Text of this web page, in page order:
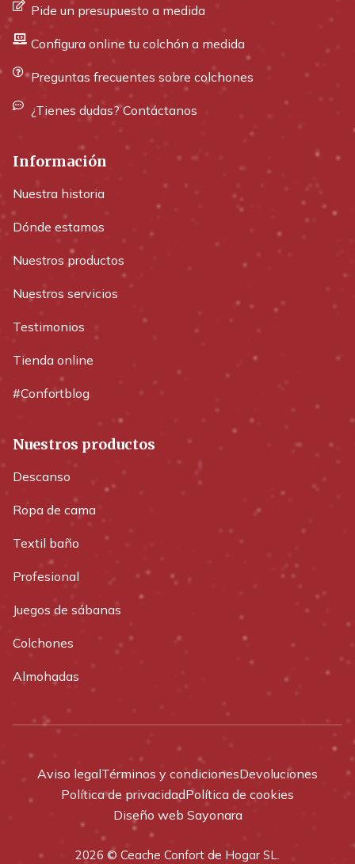
Pide un presupuesto a medida
Configura online tu colchón a medida
Preguntas frecuentes sobre colchones
¿Tienes dudas? Contáctanos
Información
Nuestra historia
Dónde estamos
Nuestros productos
Nuestros servicios
Testimonios
Tienda online
#Confortblog
Nuestros productos
Descanso
Ropa de cama
Textil baño
Profesional
Juegos de sábanas
Colchones
Almohadas
2026 © Ceache Confort de Hogar SL.
Aviso legalTérminos y condicionesDevoluciones
Política de privacidadPolítica de cookies
Diseño web Sayonara